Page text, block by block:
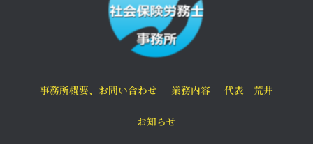
事務所概要、お問い合わせ 業務内容 代表 荒井
お知らせ